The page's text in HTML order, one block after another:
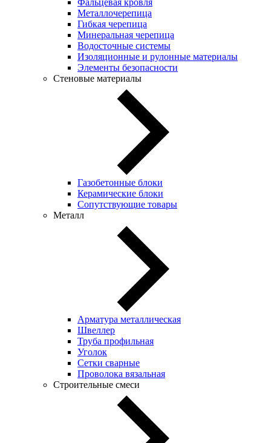
Металлочерепица
Гибкая черепица
Минеральная черепица
Водосточные системы
Изоляционные и рулонные материалы
Элементы безопасности
Стеновые материалы
Газобетонные блоки
Керамические блоки
Сопутствующие товары
Металл
Арматура металлическая
Швеллер
Труба профильная
Уголок
Сетки сварные
Проволока вязальная
Строительные смеси